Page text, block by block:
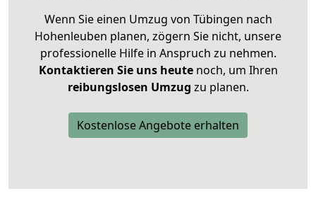
Wenn Sie einen Umzug von Tübingen nach
Hohenleuben planen, zögern Sie nicht, unsere
professionelle Hilfe in Anspruch zu nehmen.
Kontaktieren Sie uns heutenoch, um Ihren
reibungslosen Umzug zu planen.
Kostenlose Angebote erhalten